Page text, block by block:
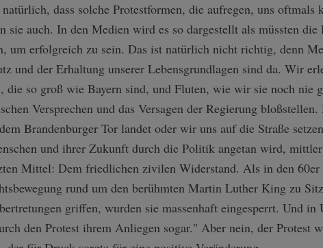
dass solche Protestformen, die aufregen, uns oftmals
sie auch. In den Medien wird es so dargestellt als müssten
um erfolgreich zu sein. Das ist natürlich nicht richtig, denn
und der Erhaltung unserer Lebensgrundlagen sind da. Wir
die so groß wie Bayern sind, und Fluten, wie wir sie noch nie
Versprechen und das Versagen der Regierung
Brandenburger Tor landet oder wir uns auf die Straße
und ihrer Zukunft durch die Politik angetan wird,
Mittel: Dem friedlichen zivilen Widerstand. Als in den 60er
rund um den berühmten Martin Luther King zu
griffen, wurden sie massenhaft eingesperrt. Und
den Protest ihrem Anliegen sogar." Aber nein, der Protest